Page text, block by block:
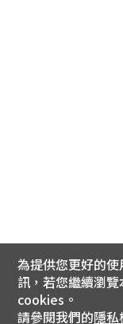
為提供您更好的
訊，若您繼續瀏
cookies。
請參閱我們的隱